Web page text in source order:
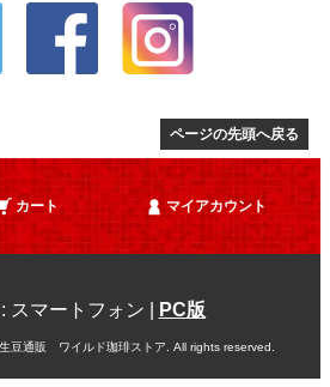
ページの先頭へ戻る
カート マイアカウント
スマートフォン PC版
豆通販 ワイルド珈琲ストア. All rights reserved.